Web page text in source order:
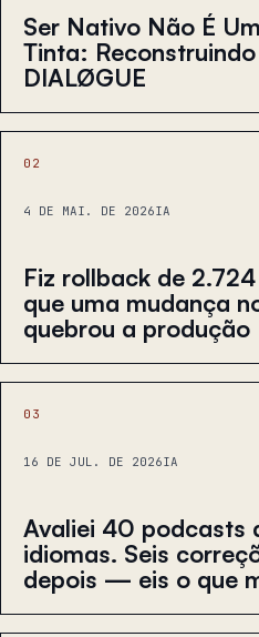
Ser Nativo Não É
Tinta:
DIALØGUE
02
4 DE MAI. DE 2026IA
Fiz rollback de
que uma mudança
quebrou a produção
03
16 DE JUL. DE 2026IA
Avaliei 40 podcasts
idiomas. Seis
depois — eis o que